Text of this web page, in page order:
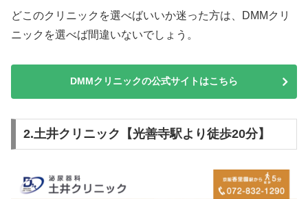
どこのクリニックを選べばいいか迷った方は、DMMクリ
ニックを選べば間違いないでしょう。
DMMクリニックの公式サイトはこちら
2.土井クリニック【光善寺駅より徒歩20分】